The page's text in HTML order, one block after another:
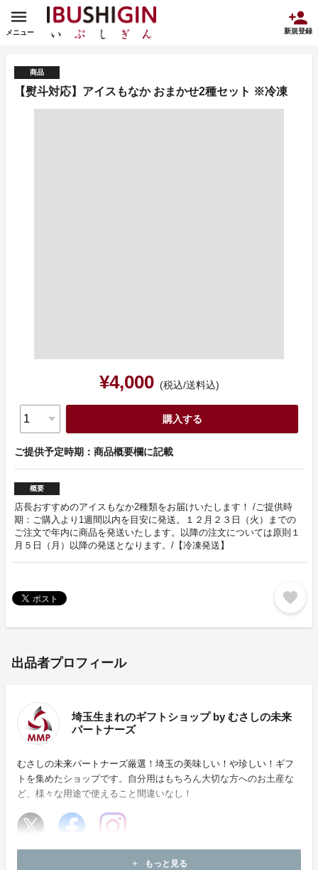
メニュー 新規登録
商品
【熨斗対応】アイスもなか おまかせ2種セット ※冷凍
¥4,000 (税込/送料込)
購入する
ご提供予定時期：商品概要欄に記載
概要
店長おすすめのアイスもなか2種類をお届けいたします！ /ご提供時
期：ご購入より1週間以内を目安に発送。１２月２３日（火）までの
ご注文で年内に商品を発送いたします。以降の注文については原則１
月５日（月）以降の発送となります。/【冷凍発送】
favorite
出品者プロフィール
埼玉生まれのギフトショップ by むさしの未来
パートナーズ
むさしの未来パートナーズ厳選！埼玉の美味しい！や珍しい！ギフ
トを集めたショップです。自分用はもちろん大切な方へのお土産な
ど、様々な用途で使えること間違いなし！
add もっと見る